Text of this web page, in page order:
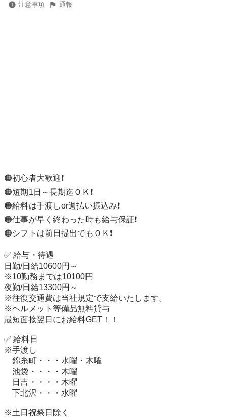
注意事項 通報
🟠初心者大歓迎❗
🟠短期1日～長期迄ＯＫ❗
🟠給料は手渡しor週払い振込み❗
🟠仕事が早く終わった時も給与保証❗
🟠シフトは前日提出でもＯＫ❗
✅ 給与・待遇
日勤/日給10600円～
※10勤務までは10100円
夜勤/日給13300円～
※往復交通費は当社規定で支給いたします。
※ヘルメット等備品無料貸与
最短面接翌日にお給料GET！！
✅ 給料日
※手渡し
錦糸町・・・水曜・木曜
池袋・・・・木曜
日吉・・・・木曜
下北沢・・・水曜
※土日祝祭日除く